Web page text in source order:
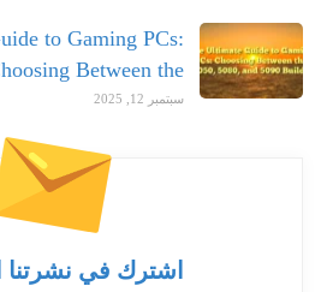
to Gaming PCs:
Between the…
سبتمبر 12, 2025
اشترك في نشرتنا